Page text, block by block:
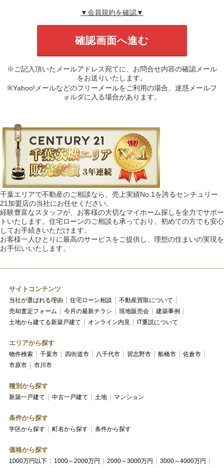
▼会員規約を確認▼
※ご記入頂いたメールアドレス宛てに、お問合せ内容の確認メール
をお送りいたします。
※Yahoo!メールなどのフリーメールをご利用の場合、迷惑メールフ
ォルダに入る場合があります。
千葉エリアで不動産のご相談なら、売上実績No.1を誇るセンチュリー
21加盟店の当社にお任せください。
経験豊富なスタッフが、お客様の大切なマイホーム探しを全力でサポー
トいたします。住宅ローンのご相談も承っており、初めての方でも安心
してお手続きいただけます。
お客様一人ひとりに最高のサービスをご提供し、理想の住まいの実現を
お手伝いいたします。
サイトコンテンツ
当社が選ばれる理由 住宅ローン相談
不動産買取について
売却査定フォーム
今月の最新チラシ 現地販売会
建築事例
土地から建てる新築戸建て
オンライン内見 IT重説について
エリアから探す
物件検索 千葉市 四街道市 八千代市 習志野市 船橋市
佐倉市
市原市
市川市
種別から探す
新築一戸建て 中古一戸建て 土地 マンション
条件から探す
学区から探す 町名から探す 条件から探す
価格から探す
1000万円以下 1000～2000万円 2000～3000万円
3000～4000万円